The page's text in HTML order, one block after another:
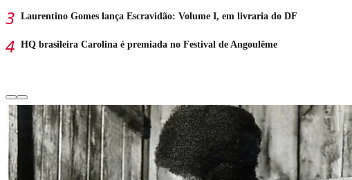
Laurentino Gomes lança Escravidão: Volume I, em livraria do DF
HQ brasileira Carolina é premiada no Festival de Angoulême